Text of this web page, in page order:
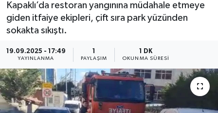
Kapaklı’da restoran yangınına müdahale etmeye
giden itfaiye ekipleri, çift sıra park yüzünden
sokakta sıkıştı.
19.09.2025 - 17:49
YAYINLANMA
1
PAYLAŞIM
1 DK
OKUNMA SÜRESI
Resmi Reklamlar
Ekonomi
Sağlık
Son Dakika Haberleri
Haber Arşivi